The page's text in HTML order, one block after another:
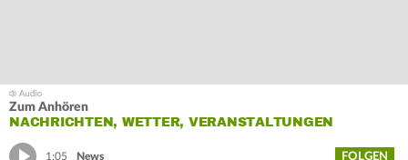
Zum Anhören
NACHRICHTEN, WETTER, VERANSTALTUNGEN
1:05 News FOLGEN